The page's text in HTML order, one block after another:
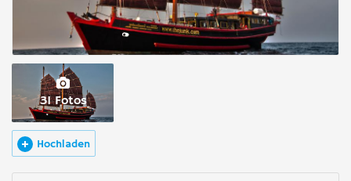
31 Fotos
Hochladen